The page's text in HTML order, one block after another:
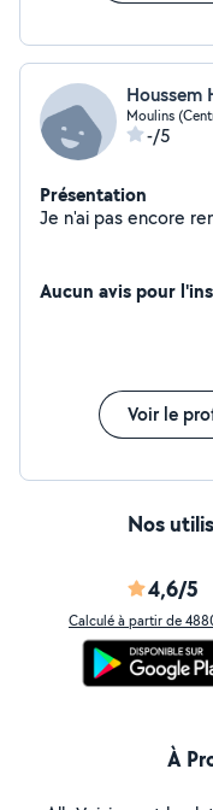
Houssem
Moulins
-/5
Présentation
Aucun avis pour
Voir le
Nos
4,6/5
Calculé à partir de
À